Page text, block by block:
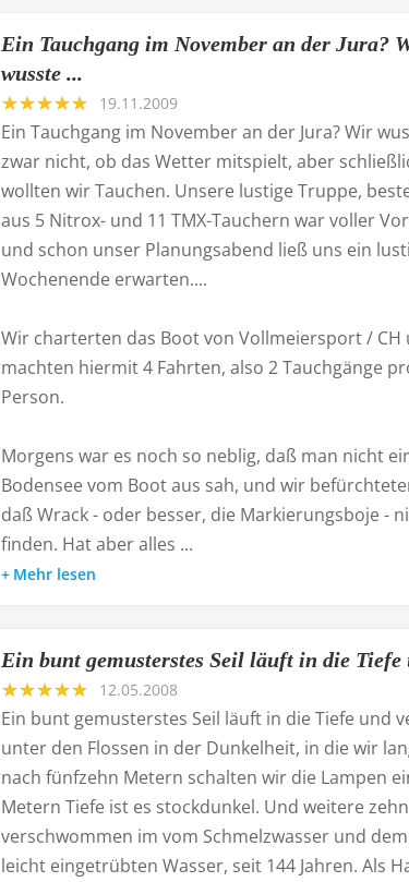
Ein Tauchgang im November an der Jura?
wusste ...
19.11.2009
Ein Tauchgang im November an der Jura? Wir
zwar nicht, ob das Wetter mitspielt, aber
wollten wir Tauchen. Unsere lustige Truppe,
aus 5 Nitrox- und 11 TMX-Tauchern war voller
und schon unser Planungsabend ließ uns ein
Wochenende erwarten....
Wir charterten das Boot von Vollmeiersport / CH
machten hiermit 4 Fahrten, also 2 Tauchgänge
Person.
Morgens war es noch so neblig, daß man nicht
Bodensee vom Boot aus sah, und wir
daß Wrack - oder besser, die Markierungsboje -
finden. Hat aber alles ...
Mehr lesen
Ein bunt gemusterstes Seil läuft in die Tiefe
12.05.2008
Ein bunt gemusterstes Seil läuft in die Tiefe und
unter den Flossen in der Dunkelheit, in die wir
nach fünfzehn Metern schalten wir die Lampen
Metern Tiefe ist es stockdunkel. Und weitere
verschwommen im vom Schmelzwasser und
leicht eingetrübten Wasser, seit 144 Jahren. Als